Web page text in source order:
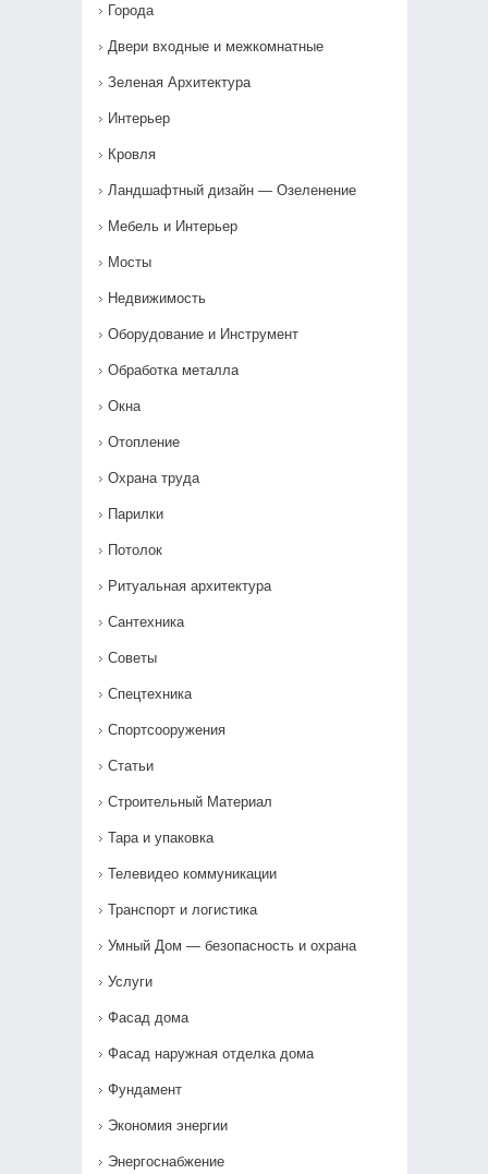
Города
Двери входные и межкомнатные
Зеленая Архитектура
Интерьер
Кровля
Ландшафтный дизайн — Озеленение‎
Мебель и Интерьер
Мосты
Недвижимость
Оборудование и Инструмент
Обработка металла
Окна
Отопление
Охрана труда
Парилки
Потолок
Ритуальная архитектура
Сантехника
Советы
Спецтехника
Спортсооружения
Статьи
Строительный Материал
Тара и упаковка
Телевидео коммуникации
Транспорт и логистика
Умный Дом — безопасность и охрана
Услуги
Фасад дома
Фасад наружная отделка дома
Фундамент
Экономия энергии
Энергоснабжение